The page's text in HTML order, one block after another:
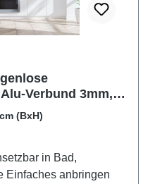
Verbund 3mm,
(BxH)
Einfaches anbringen